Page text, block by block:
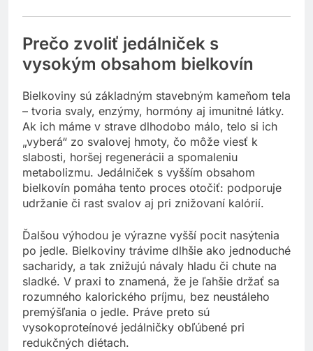
Prečo zvoliť jedálniček s
vysokým obsahom bielkovín
Bielkoviny sú základným stavebným kameňom tela
– tvoria svaly, enzýmy, hormóny aj imunitné látky.
Ak ich máme v strave dlhodobo málo, telo si ich
„vyberá“ zo svalovej hmoty, čo môže viesť k
slabosti, horšej regenerácii a spomaleniu
metabolizmu. Jedálniček s vyšším obsahom
bielkovín pomáha tento proces otočiť: podporuje
udržanie či rast svalov aj pri znižovaní kalórií.
Ďalšou výhodou je výrazne vyšší pocit nasýtenia
po jedle. Bielkoviny trávime dlhšie ako jednoduché
sacharidy, a tak znižujú návaly hladu či chute na
sladké. V praxi to znamená, že je ľahšie držať sa
rozumného kalorického príjmu, bez neustáleho
premýšľania o jedle. Práve preto sú
vysokoproteínové jedálničky obľúbené pri
redukčných diétach.